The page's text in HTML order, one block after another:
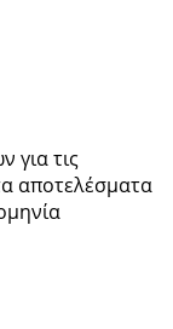
για τις
αποτελέσματα